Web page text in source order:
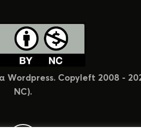
Wordpress. Copyleft 2008 -
NC).